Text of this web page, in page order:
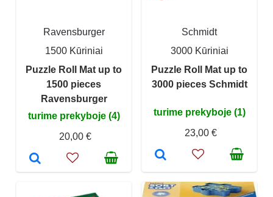
Ravensburger
1500 Kūriniai
Puzzle Roll Mat up to
1500 pieces
Ravensburger
turime prekyboje (4)
20,00 €
Schmidt
3000 Kūriniai
Puzzle Roll Mat up to
3000 pieces Schmidt
turime prekyboje (1)
23,00 €